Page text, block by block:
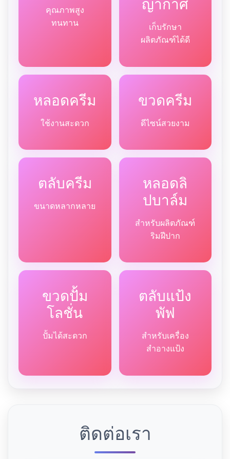
คุณภาพสูง
ทนทาน
เก็บรักษา
ผลิตภัณฑ์ได้ดี
หลอดครีม
ใช้งานสะดวก
ขวดครีม
ดีไซน์สวยงาม
ตลับครีม
ขนาดหลากหลาย
หลอดลิ
ปบาล์ม
สำหรับผลิตภัณฑ์
ริมฝีปาก
ขวดปั้ม
โลชั่น
ปั้มได้สะดวก
ตลับแป้ง
พัฟ
สำหรับเครื่อง
สำอางแป้ง
ติดต่อเรา